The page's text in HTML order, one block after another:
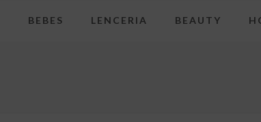
BEBES LENCERIA BEAUTY